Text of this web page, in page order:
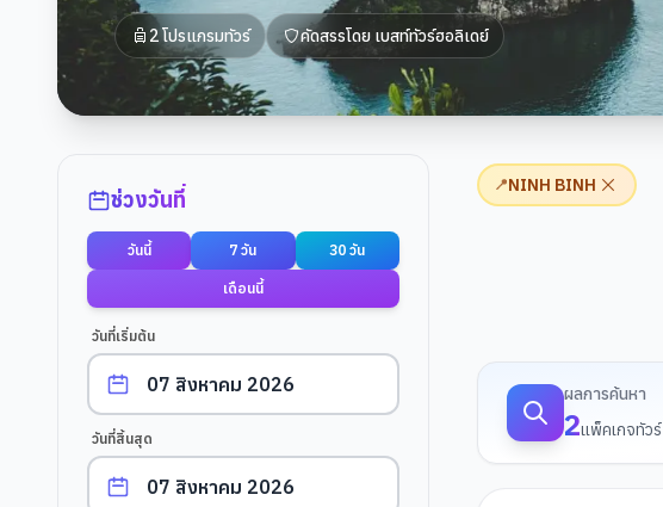
2โปรแกรมทัวร์ คัดสรรโดย เบสท์ทัวร์ฮอลิเดย์
ช่วงวันที่
วันนี้ 7 วัน 30 วัน
เดือนนี้
วันที่เริ่มต้น
วันที่สิ้นสุด
📍NINH BINH
ผลการค้นหา
2แพ็คเกจทัวร์